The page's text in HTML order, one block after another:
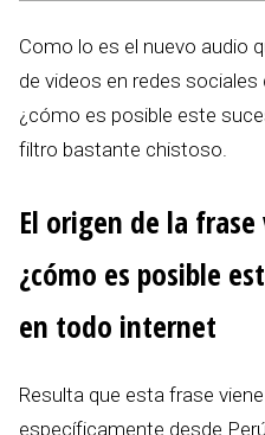
Como lo es el nuevo audio
de videos en redes
¿cómo es posible este
filtro bastante chistoso.
El origen de la
¿cómo es posible
en todo internet
Resulta que esta frase
específicamente desde